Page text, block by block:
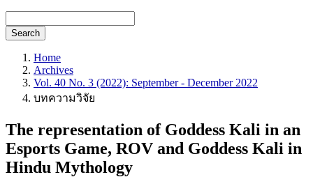
Search
Home
Archives
Vol. 40 No. 3 (2022): September - December 2022
บทความวิจัย
The representation of Goddess Kali in an
Esports Game, ROV and Goddess Kali in
Hindu Mythology